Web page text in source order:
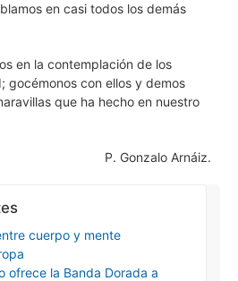
en casi todos los demás
en la contemplación de los
gocémonos con ellos y demos
que ha hecho en nuestro
P. Gonzalo Arnáiz.
cuerpo y mente
ofrece la Banda Dorada a